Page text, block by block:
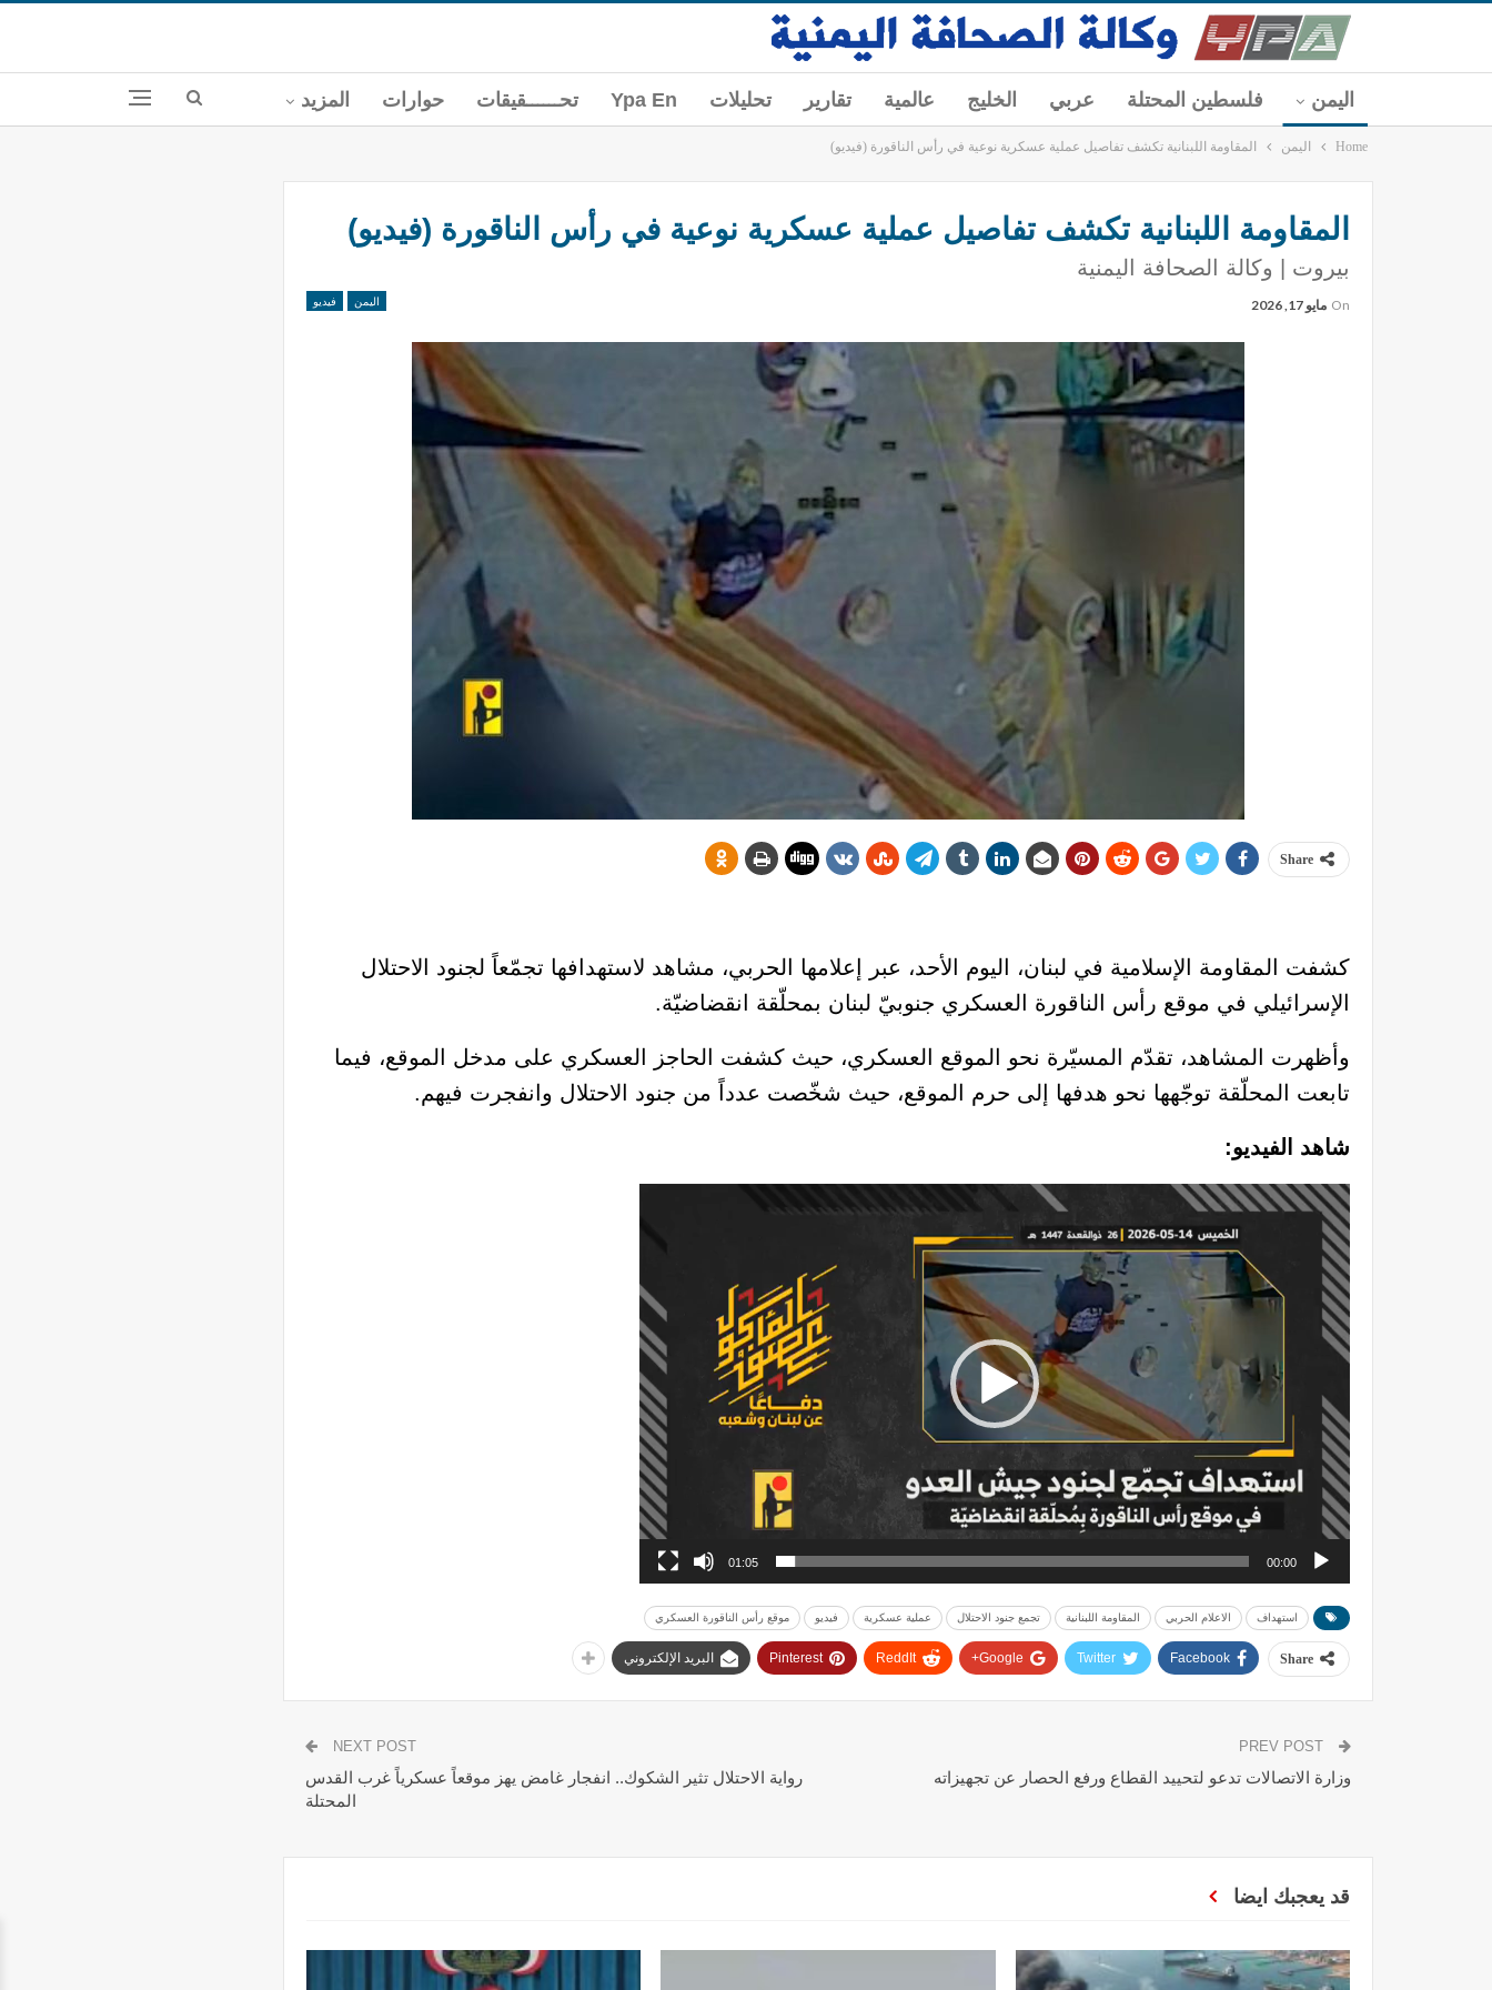
اليمن فلسطين المحتلة عربي الخليج عالمية تقارير تحليلات Ypa En تحــــــقيقات حوارات المزيد
Home اليمن المقاومة اللبنانية تكشف تفاصيل عملية عسكرية نوعية في رأس الناقورة (فيديو)
المقاومة اللبنانية تكشف تفاصيل عملية عسكرية نوعية في رأس الناقورة (فيديو)
بيروت | وكالة الصحافة اليمنية
اليمن فيديو On مايو 17, 2026
Share
كشفت المقاومة الإسلامية في لبنان، اليوم الأحد، عبر إعلامها الحربي، مشاهد لاستهدافها تجمّعاً لجنود الاحتلال
الإسرائيلي في موقع رأس الناقورة العسكري جنوبيّ لبنان بمحلّقة انقضاضيّة.
وأظهرت المشاهد، تقدّم المسيّرة نحو الموقع العسكري، حيث كشفت الحاجز العسكري على مدخل الموقع، فيما
تابعت المحلّقة توجّهها نحو هدفها إلى حرم الموقع، حيث شخّصت عدداً من جنود الاحتلال وانفجرت فيهم.
شاهد الفيديو:
مشغل
الفيديو
00:00
01:05
استهداف الاعلام الحربي المقاومة اللبنانية تجمع جنود الاحتلال عملية عسكرية فيديو موقع رأس الناقورة العسكري
Share
Facebook
Twitter
Google+
ReddIt
Pinterest البريد الإلكتروني
وزارة الاتصالات تدعو لتحييد القطاع ورفع الحصار عن تجهيزاته
NEXT POST
رواية الاحتلال تثير الشكوك.. انفجار غامض يهز موقعاً عسكرياً غرب القدس
المحتلة
قد يعجبك ايضا